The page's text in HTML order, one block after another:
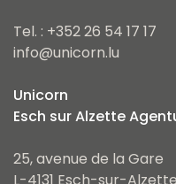
Tel. : +352 26 54 17 17
info@unicorn.lu
Unicorn
Esch sur Alzette
25, avenue de la Gare
L-4131 Esch-sur-Alzette